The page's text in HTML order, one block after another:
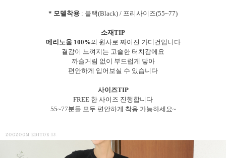
* 모델착용 : 블랙(Black) / 프리사이즈(55~77)
소재TIP
메리노울 100%의 원사로 짜여진 가디건입니다
결감이 느껴지는 고슬한 터치감에요
까슬거림 없이 부드럽게 닿아
편안하게 입어보실 수 있습니다
사이즈TIP
FREE 한 사이즈 진행합니다
55~77분들 모두 편안하게 착용 가능하세요~